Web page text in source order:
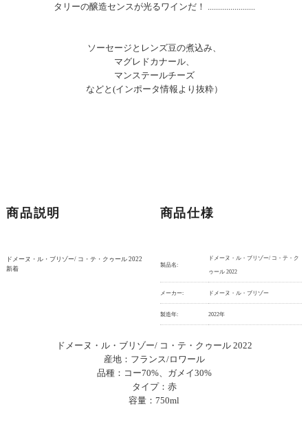
タリーの醸造センスが光るワインだ！ .......................
ソーセージとレンズ豆の煮込み、
マグレドカナール、
マンステールチーズ
などと(インポータ情報より抜粋）
商品説明
ドメーヌ・ル・ブリゾー/ コ・テ・クゥール 2022
新着
商品仕様
製品名:
ドメーヌ・ル・ブリゾー/ コ・テ・ク
ゥール 2022
メーカー: ドメーヌ・ル・ブリゾー
製造年: 2022年
ドメーヌ・ル・ブリゾー/ コ・テ・クゥール 2022
産地：フランス/ロワール
品種：コー70%、ガメイ30%
タイプ：赤
容量：750ml